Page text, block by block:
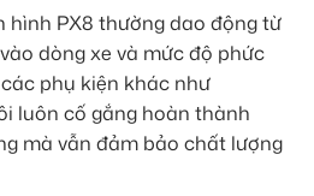
hình PX8 thường dao động từ
dòng xe và mức độ phức
phụ kiện khác như
luôn cố gắng hoàn thành
mà vẫn đảm bảo chất lượng